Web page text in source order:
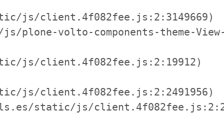
js/client.4f082fee.js:2:3149669)
plone-volto-components-theme-
js/client.4f082fee.js:2:19912)
js/client.4f082fee.js:2:2491956)
static/js/